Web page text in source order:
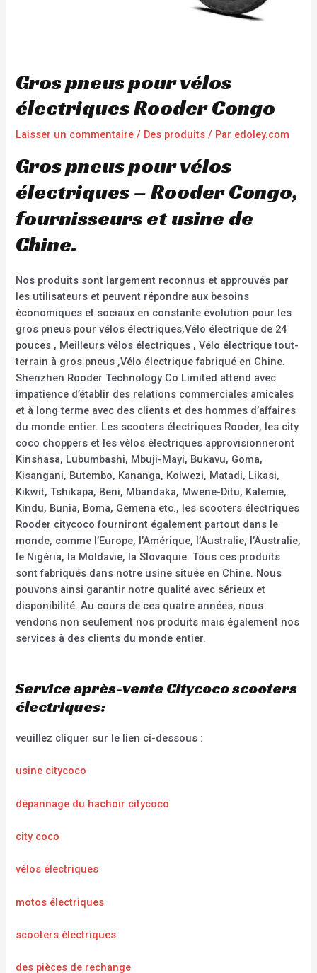
Gros pneus pour vélos
électriques Rooder Congo
Laisser un commentaire / Des produits / Par edoley.com
Gros pneus pour vélos
électriques – Rooder Congo,
fournisseurs et usine de
Chine.
Nos produits sont largement reconnus et approuvés par
les utilisateurs et peuvent répondre aux besoins
économiques et sociaux en constante évolution pour les
gros pneus pour vélos électriques,Vélo électrique de 24
pouces , Meilleurs vélos électriques , Vélo électrique tout-
terrain à gros pneus ,Vélo électrique fabriqué en Chine.
Shenzhen Rooder Technology Co Limited attend avec
impatience d’établir des relations commerciales amicales
et à long terme avec des clients et des hommes d’affaires
du monde entier. Les scooters électriques Rooder, les city
coco choppers et les vélos électriques approvisionneront
Kinshasa, Lubumbashi, Mbuji-Mayi, Bukavu, Goma,
Kisangani, Butembo, Kananga, Kolwezi, Matadi, Likasi,
Kikwit, Tshikapa, Beni, Mbandaka, Mwene-Ditu, Kalemie,
Kindu, Bunia, Boma, Gemena etc., les scooters électriques
Rooder citycoco fourniront également partout dans le
monde, comme l’Europe, l’Amérique, l’Australie, l’Australie,
le Nigéria, la Moldavie, la Slovaquie. Tous ces produits
sont fabriqués dans notre usine située en Chine. Nous
pouvons ainsi garantir notre qualité avec sérieux et
disponibilité. Au cours de ces quatre années, nous
vendons non seulement nos produits mais également nos
services à des clients du monde entier.
Service après-vente Citycoco scooters
électriques:
veuillez cliquer sur le lien ci-dessous :
usine citycoco
dépannage du hachoir citycoco
city coco
vélos électriques
motos électriques
scooters électriques
des pièces de rechange